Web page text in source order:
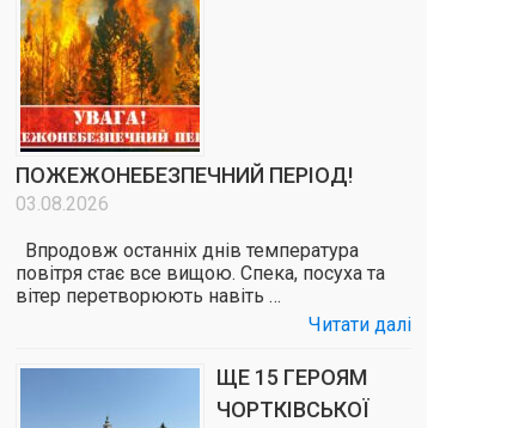
ПОЖЕЖОНЕБЕЗПЕЧНИЙ ПЕРІОД!
03.08.2026
Впродовж останніх днів температура
повітря стає все вищою. Спека, посуха та
вітер перетворюють навіть …
Читати далі
ЩЕ 15 ГЕРОЯМ
ЧОРТКІВСЬКОЇ